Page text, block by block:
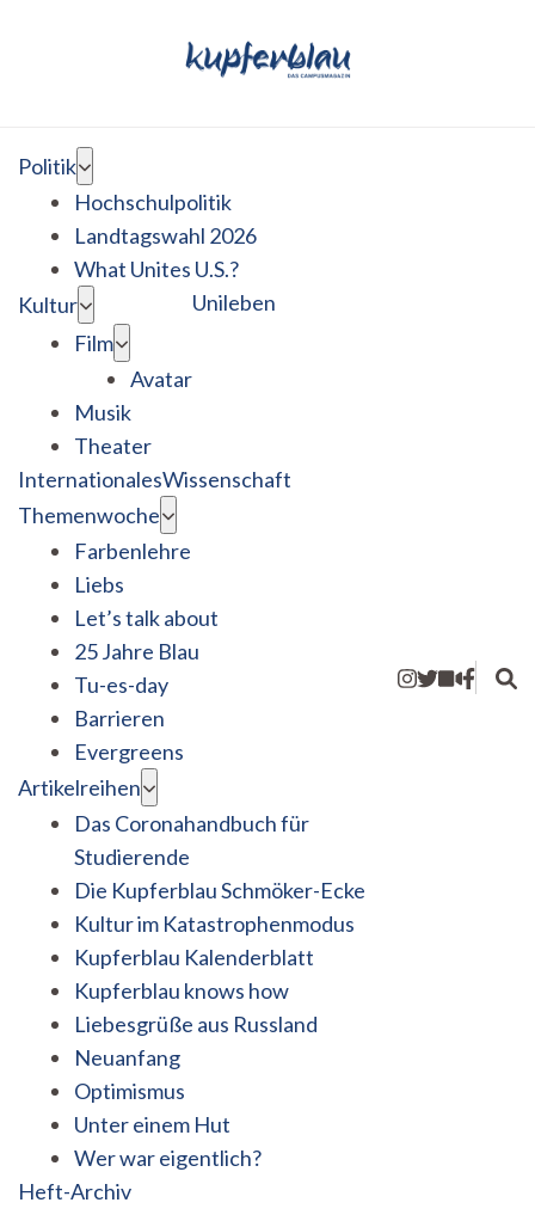
Politik
Hochschulpolitik
Landtagswahl 2026
What Unites U.S.?
Kultur
Film
Avatar
Musik
Theater
Unileben
InternationalesWissenschaft
Themenwoche
Farbenlehre
Liebs
Let’s talk about
25 Jahre Blau
Tu-es-day
Barrieren
Evergreens
Artikelreihen
Das Coronahandbuch für
Studierende
Die Kupferblau Schmöker-Ecke
Kultur im Katastrophenmodus
Kupferblau Kalenderblatt
Kupferblau knows how
Liebesgrüße aus Russland
Neuanfang
Optimismus
Unter einem Hut
Wer war eigentlich?
Heft-Archiv